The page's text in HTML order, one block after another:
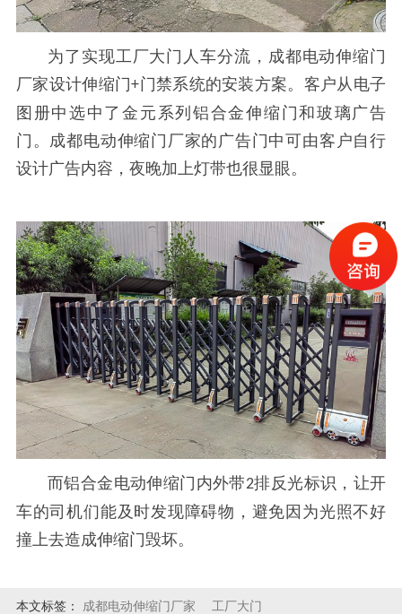
为了实现工厂大门人车分流，成都电动伸缩门
厂家设计伸缩门+门禁系统的安装方案。客户从电子
图册中选中了金元系列铝合金伸缩门和玻璃广告
门。成都电动伸缩门厂家的广告门中可由客户自行
设计广告内容，夜晚加上灯带也很显眼。
而铝合金电动伸缩门内外带2排反光标识，让开
车的司机们能及时发现障碍物，避免因为光照不好
撞上去造成伸缩门毁坏。
本文标签： 成都电动伸缩门厂家 工厂大门